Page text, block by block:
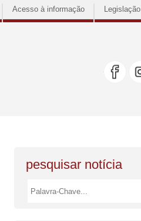
Acesso à informação Legislação
pesquisar notícia